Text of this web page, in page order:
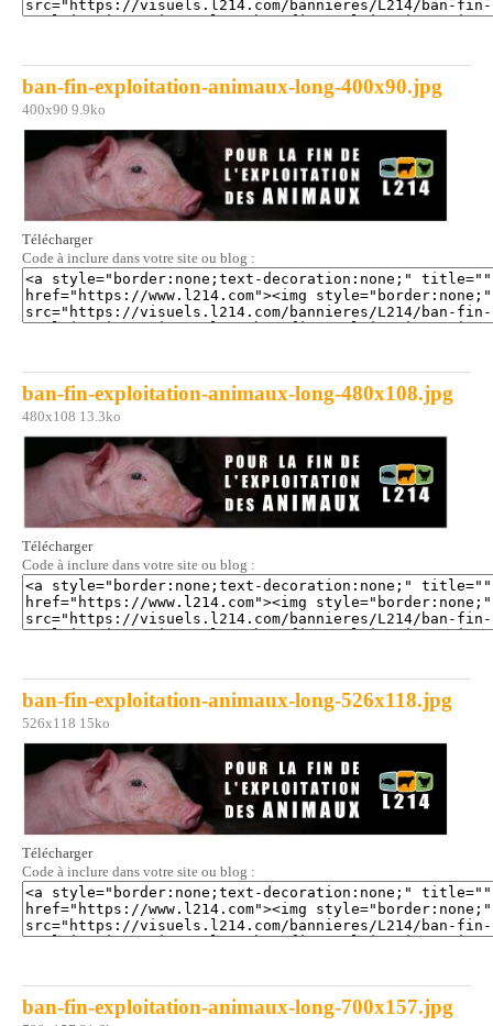
ban-fin-exploitation-animaux-long-400x90.jpg
400x90 9.9ko
Télécharger
Code à inclure dans votre site ou blog :
ban-fin-exploitation-animaux-long-480x108.jpg
480x108 13.3ko
Télécharger
Code à inclure dans votre site ou blog :
ban-fin-exploitation-animaux-long-526x118.jpg
526x118 15ko
Télécharger
Code à inclure dans votre site ou blog :
ban-fin-exploitation-animaux-long-700x157.jpg